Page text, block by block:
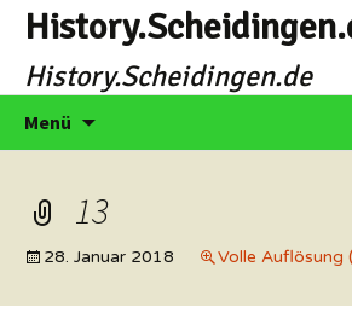
Zum
Inhalt
springen
History.Scheidingen.de
Menü
13
28. Januar 2018 Volle Auflösung